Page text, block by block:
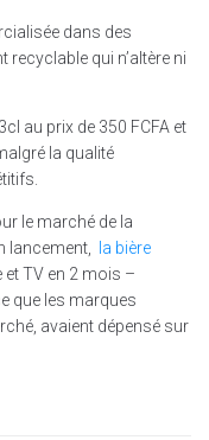
dans des
recyclable qui n’altère ni
au prix de 350 FCFA et
la qualité
le marché de la
lancement,
la bière
et TV en 2 mois –
que les marques
avaient dépensé sur